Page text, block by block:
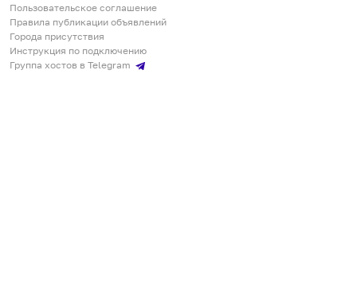
Пользовательское соглашение
Правила публикации объявлений
Города присутствия
Инструкция по подключению
Группа хостов в Telegram